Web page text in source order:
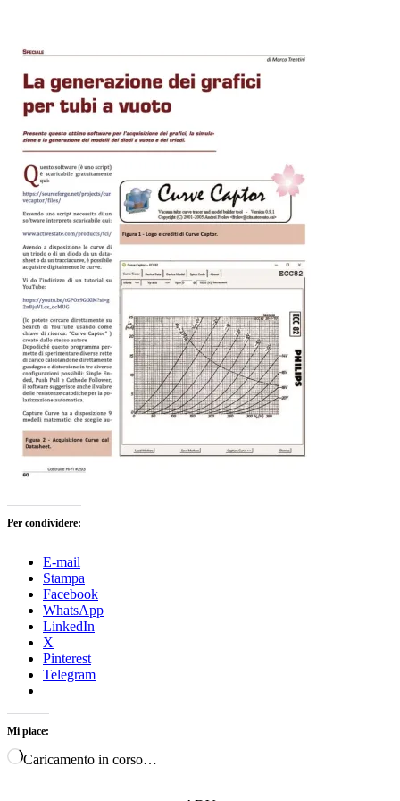
Per condividere:
E-mail
Stampa
Facebook
WhatsApp
LinkedIn
X
Pinterest
Telegram
Mi piace:
Caricamento in corso…